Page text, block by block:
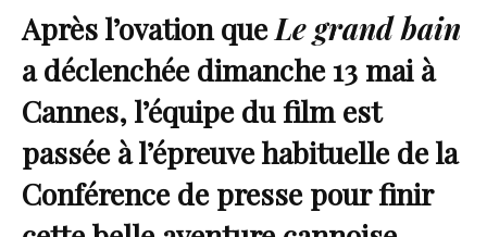
Après l’ovation queLe grand bain
a déclenchée dimanche 13 mai à
Cannes, l’équipe du film est
passée à l’épreuve habituelle de la
Conférence de presse pour finir